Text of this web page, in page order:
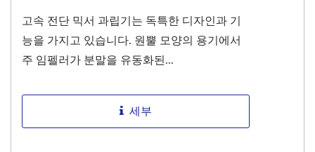
고속 전단 믹서 과립기는 독특한 디자인과 기
능을 가지고 있습니다. 원뿔 모양의 용기에서
주 임펠러가 분말을 유동화된...
세부